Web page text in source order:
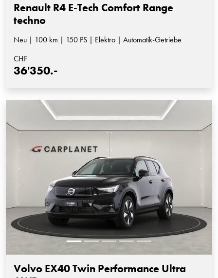
Renault R4 E-Tech Comfort Range
techno
Neu | 100 km | 150 PS | Elektro | Automatik-Getriebe
CHF
36'350.-
Volvo EX40 Twin Performance Ultra